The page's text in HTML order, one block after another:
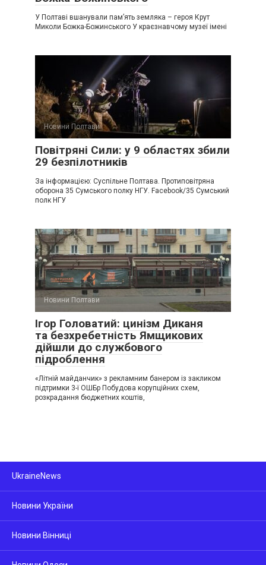
У Полтаві вшанували пам’ять земляка – героя Крут
Миколи Божка-Божинського У краєзнавчому музеї імені
Новини Полтави
Повітряні Сили: у 9 областях збили
29 безпілотників
За інформацією: Суспільне Полтава. Протиповітряна
оборона 35 Сумського полку НГУ. Facebook/35 Сумський
полк НГУ
Новини Полтави
Ігор Головатий: цинізм Диканя
та безхребетність Ямщикових
дійшли до службового
підроблення
«Літній майданчик» з рекламним банером із закликом
підтримки 3-ї ОШБр Побудова корупційних схем,
розкрадання бюджетних коштів,
UkraineNews
Новини України
Новини Вінниці